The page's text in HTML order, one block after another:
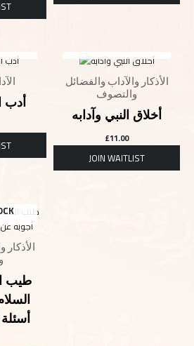
أدب
الأذكار والآداب والفضائل
والتصوف
أخلاق النبي وآدابه
£11.00
الأذكار